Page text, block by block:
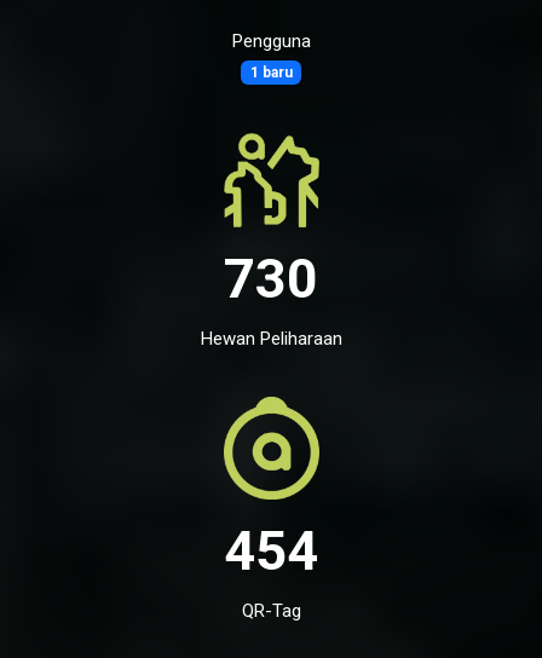
Pengguna
1 baru
730
Hewan Peliharaan
454
QR-Tag